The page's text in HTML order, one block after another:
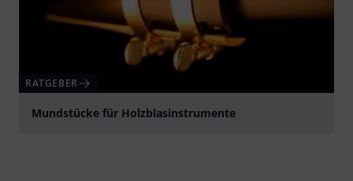
RATGEBER
Mundstücke für Holzblasinstrumente